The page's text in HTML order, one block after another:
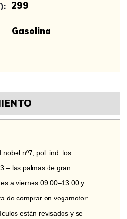
299
Gasolina
nobel nº7, pol. ind. los
– las palmas de gran
a viernes 09:00–13:00 y
de comprar en vegamotor:
están revisados y se